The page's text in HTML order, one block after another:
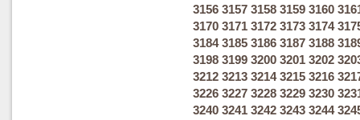
3156 3157 3158 3159 3160
3170 3171 3172 3173 3174
3184 3185 3186 3187 3188
3198 3199 3200 3201 3202
3212 3213 3214 3215 3216
3226 3227 3228 3229 3230
3240 3241 3242 3243 3244